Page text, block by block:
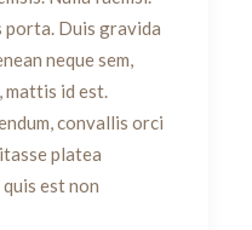
porta. Duis gravida
neque sem,
mattis id est.
convallis orci
platea
est non